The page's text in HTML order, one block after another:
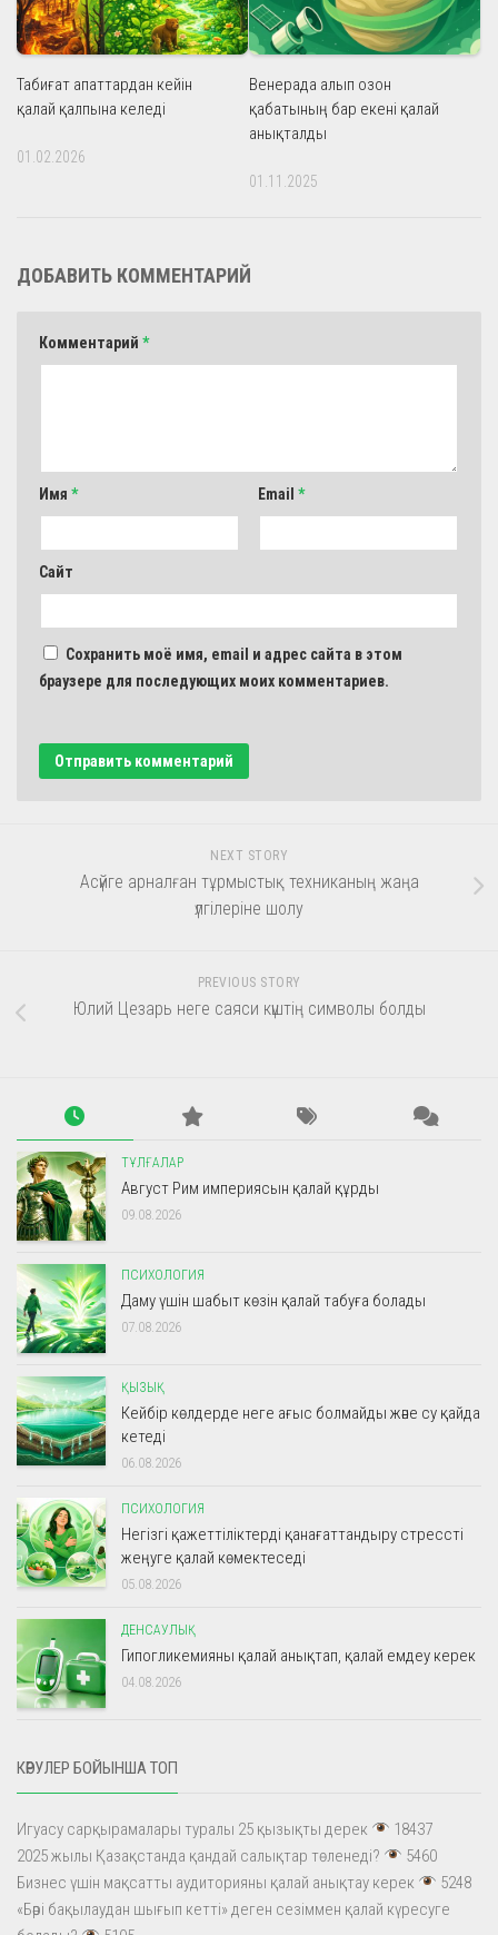
Табиғат апаттардан кейін
қалай қалпына келеді
01.02.2026
Венерада алып озон
қабатының бар екені қалай
анықталды
01.11.2025
ДОБАВИТЬ КОММЕНТАРИЙ
Комментарий *
Имя * Email *
Сайт
Сохранить моё имя, email и адрес сайта в этом
браузере для последующих моих комментариев.
NEXT STORY
Асүйге арналған тұрмыстық техниканың жаңа
үлгілеріне шолу
PREVIOUS STORY
Юлий Цезарь неге саяси күштің символы болды
ТҰЛҒАЛАР
Август Рим империясын қалай құрды
09.08.2026
ПСИХОЛОГИЯ
Даму үшін шабыт көзін қалай табуға болады
07.08.2026
ҚЫЗЫҚ
Кейбір көлдерде неге ағыс болмайды және су қайда
кетеді
06.08.2026
ПСИХОЛОГИЯ
Негізгі қажеттіліктерді қанағаттандыру стрессті
жеңуге қалай көмектеседі
05.08.2026
ДЕНСАУЛЫҚ
Гипогликемияны қалай анықтап, қалай емдеу керек
04.08.2026
КӨРУЛЕР БОЙЫНША ТОП
Игуасу сарқырамалары туралы 25 қызықты дерек
18437
2025 жылы Қазақстанда қандай салықтар төленеді?
5460
Бизнес үшін мақсатты аудиторияны қалай анықтау керек
5248
«Бәрі бақылаудан шығып кетті» деген сезіммен қалай күресуге